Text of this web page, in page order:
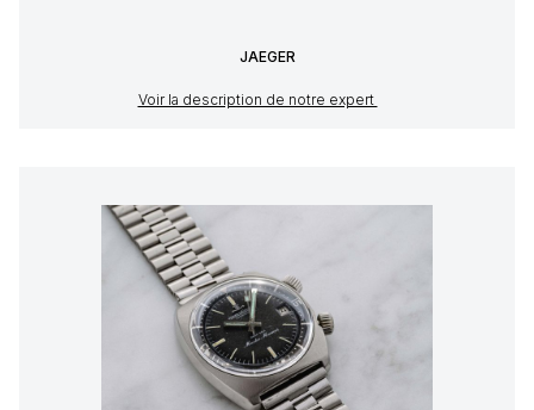
JAEGER
Voir la description de notre expert